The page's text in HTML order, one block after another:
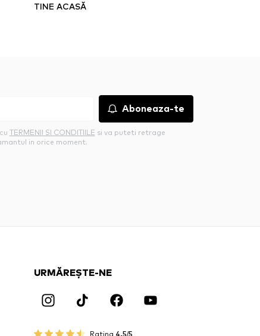
TINE ACASĂ
Aboneaza-te
TERMENII SI CONDITIILE si va puteti retrage
in orice moment.
URMĂREȘTE-NE
Rating 4.5/5